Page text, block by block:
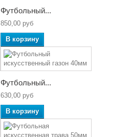
Футбольный...
850,00 руб
В корзину
Футбольный...
630,00 руб
В корзину